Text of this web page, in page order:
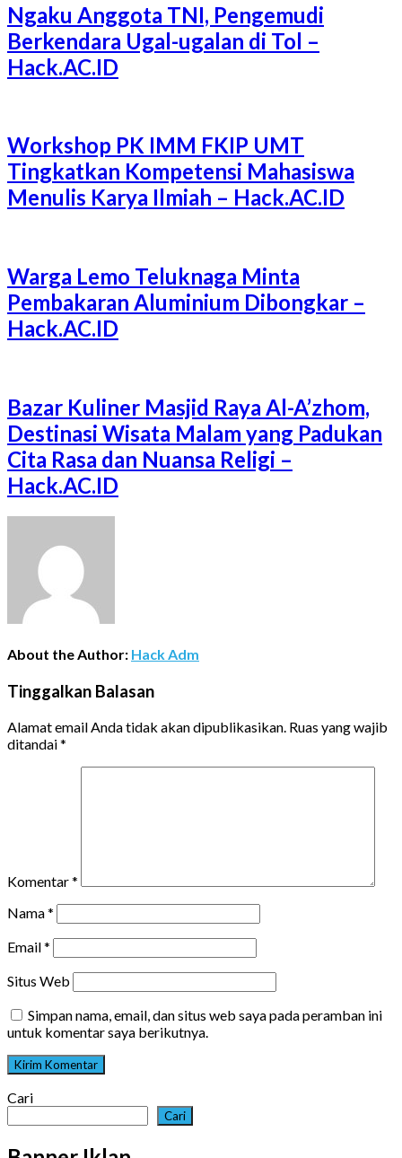
Ngaku Anggota TNI, Pengemudi
Berkendara Ugal-ugalan di Tol –
Hack.AC.ID
Workshop PK IMM FKIP UMT
Tingkatkan Kompetensi Mahasiswa
Menulis Karya Ilmiah – Hack.AC.ID
Warga Lemo Teluknaga Minta
Pembakaran Aluminium Dibongkar –
Hack.AC.ID
Bazar Kuliner Masjid Raya Al-A’zhom,
Destinasi Wisata Malam yang Padukan
Cita Rasa dan Nuansa Religi –
Hack.AC.ID
About the Author: Hack Adm
Tinggalkan Balasan
Alamat email Anda tidak akan dipublikasikan. Ruas yang wajib
ditandai*
Komentar*
Nama*
Email*
Situs Web
Simpan nama, email, dan situs web saya pada peramban ini
untuk komentar saya berikutnya.
Cari
Cari